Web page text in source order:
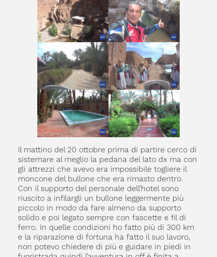
Il mattino del 20 ottobre prima di partire cerco di
sistemare al meglio la pedana del lato dx ma con
gli attrezzi che avevo era impossibile togliere il
moncone del bullone che era rimasto dentro.
Con il supporto del personale dell’hotel sono
riuscito a infilargli un bullone leggermente più
piccolo in modo da fare almeno da supporto
solido e poi legato sempre con fascette e fil di
ferro. In quelle condizioni ho fatto più di 300 km
e la riparazione di fortuna ha fatto il suo lavoro,
non potevo chiedere di più e guidare in piedi in